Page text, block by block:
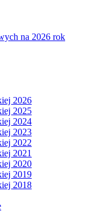
na 2026 rok
2026
2025
2024
2023
2022
2021
2020
2019
2018